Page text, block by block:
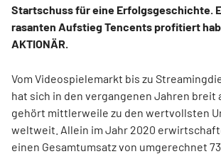
Startschuss für eine Erfolgsgeschichte.
rasanten Aufstieg Tencents profitiert
AKTIONÄR.
Vom Videospielemarkt bis zu
hat sich in den vergangenen Jahren breit
gehört mittlerweile zu den wertvollsten
weltweit. Allein im Jahr 2020
einen Gesamtumsatz von umgerechnet